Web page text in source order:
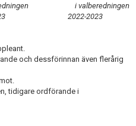
i valberedningen
2022-2023
och dessförinnan även flerårig
tidigare ordförande i